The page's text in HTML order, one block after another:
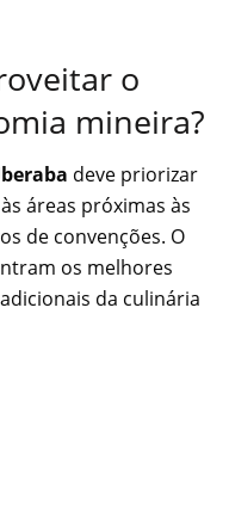
o
mineira?
deve priorizar
áreas próximas às
de convenções. O
os melhores
da culinária